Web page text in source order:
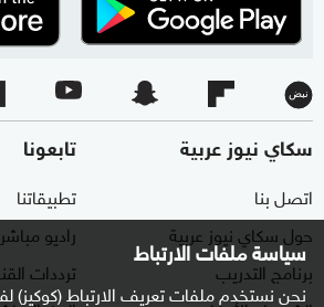
سياسة ملفات الارتباط
نحن نستخدم ملفات تعريف الارتباط (كوكيز)
سكاي نيوز عربية
اتصل بنا
حول سكاي نيوز عربية
برنامج التدريب
تابعونا
تطبيقاتنا
راديو مباشر
ترددات